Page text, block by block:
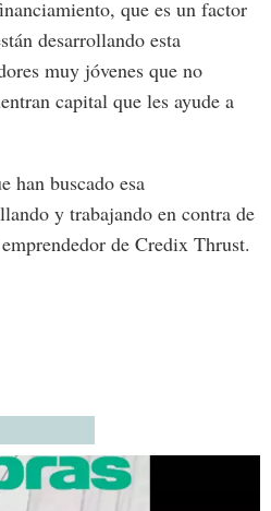
que es un factor
desarrollando esta
muy jóvenes que no
capital que les ayude a
han buscado esa
y trabajando en contra de
de Credix Thrust.